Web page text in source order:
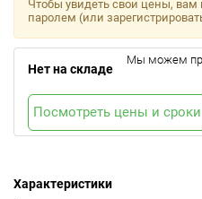
Характеристики
Чтобы увидеть свои цены,
паролем (или
Нет на складе
Мы можем
Посмотреть цены и сроки